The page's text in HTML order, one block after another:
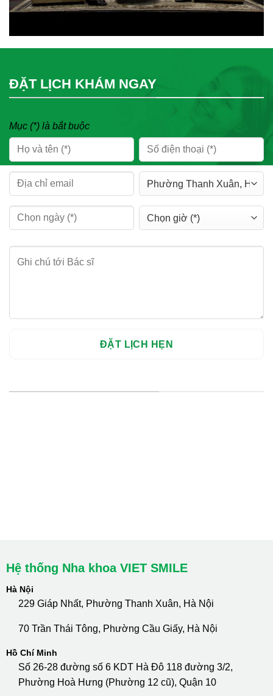
ĐẶT LỊCH KHÁM NGAY
Mục (*) là bắt buộc
Hệ thống Nha khoa VIET SMILE
Hà Nội
229 Giáp Nhất, Phường Thanh Xuân, Hà Nội
70 Trần Thái Tông, Phường Cầu Giấy, Hà Nội
Hồ Chí Minh
Số 26-28 đường số 6 KDT Hà Đô 118 đường 3/2,
Phường Hoà Hưng (Phường 12 cũ), Quận 10